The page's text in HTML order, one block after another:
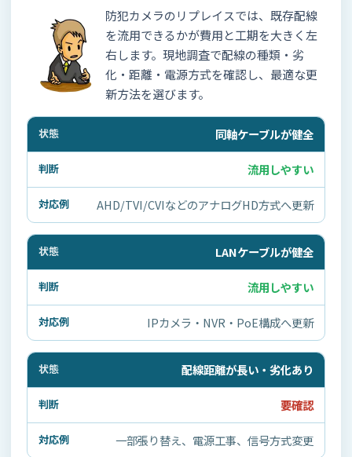
防犯カメラのリプレイスでは、既存配線
を流用できるかが費用と工期を大きく左
右します。現地調査で配線の種類・劣
化・距離・電源方式を確認し、最適な更
新方法を選びます。
同軸ケーブルが健全
流用しやすい
AHD/TVI/CVIなどのアナログHD方式へ更新
LANケーブルが健全
流用しやすい
IPカメラ・NVR・PoE構成へ更新
配線距離が長い・劣化あり
要確認
一部張り替え、電源工事、信号方式変更